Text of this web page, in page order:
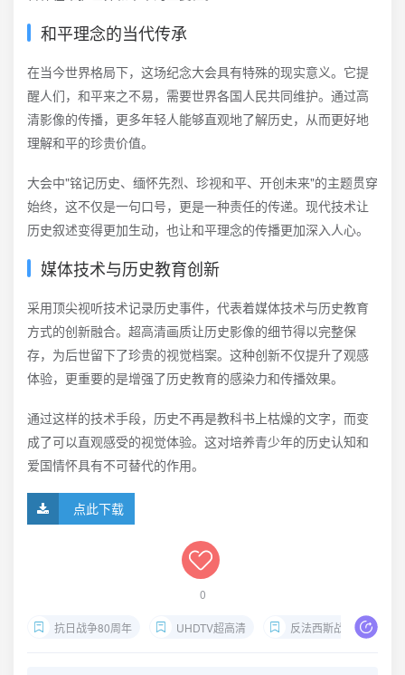
和平理念的当代传承
在当今世界格局下，这场纪念大会具有特殊的现实意义。它提
醒人们，和平来之不易，需要世界各国人民共同维护。通过高
清影像的传播，更多年轻人能够直观地了解历史，从而更好地
理解和平的珍贵价值。
大会中"铭记历史、缅怀先烈、珍视和平、开创未来"的主题贯穿
始终，这不仅是一句口号，更是一种责任的传递。现代技术让
历史叙述变得更加生动，也让和平理念的传播更加深入人心。
媒体技术与历史教育创新
采用顶尖视听技术记录历史事件，代表着媒体技术与历史教育
方式的创新融合。超高清画质让历史影像的细节得以完整保
存，为后世留下了珍贵的视觉档案。这种创新不仅提升了观感
体验，更重要的是增强了历史教育的感染力和传播效果。
通过这样的技术手段，历史不再是教科书上枯燥的文字，而变
成了可以直观感受的视觉体验。这对培养青少年的历史认知和
爱国情怀具有不可替代的作用。
点此下载
0
抗日战争80周年 UHDTV超高清 反法西斯战争